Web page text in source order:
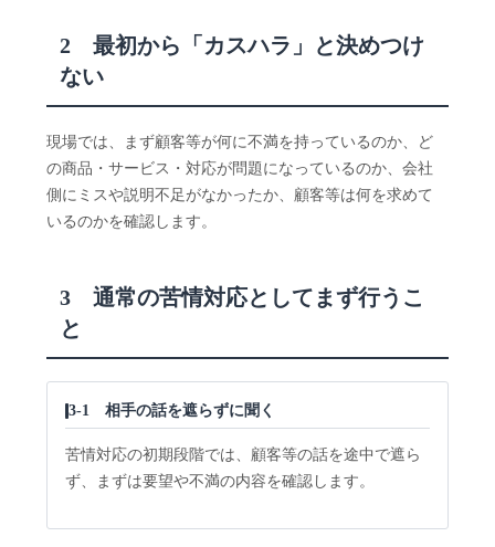
2 最初から「カスハラ」と決めつけ
ない
現場では、まず顧客等が何に不満を持っているのか、ど
の商品・サービス・対応が問題になっているのか、会社
側にミスや説明不足がなかったか、顧客等は何を求めて
いるのかを確認します。
3 通常の苦情対応としてまず行うこ
と
3-1 相手の話を遮らずに聞く
苦情対応の初期段階では、顧客等の話を途中で遮ら
ず、まずは要望や不満の内容を確認します。